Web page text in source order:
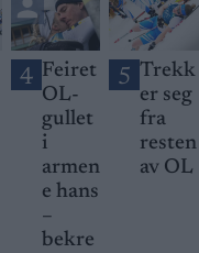
4 Feiret
OL-
gullet
i
armen
e hans
–
bekre
5 Trekk
er seg
fra
resten
av OL